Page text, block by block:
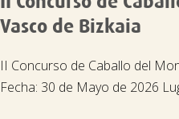
Vasco de Bizkaia
II Concurso de Caballo del
Fecha: 30 de Mayo de 2026